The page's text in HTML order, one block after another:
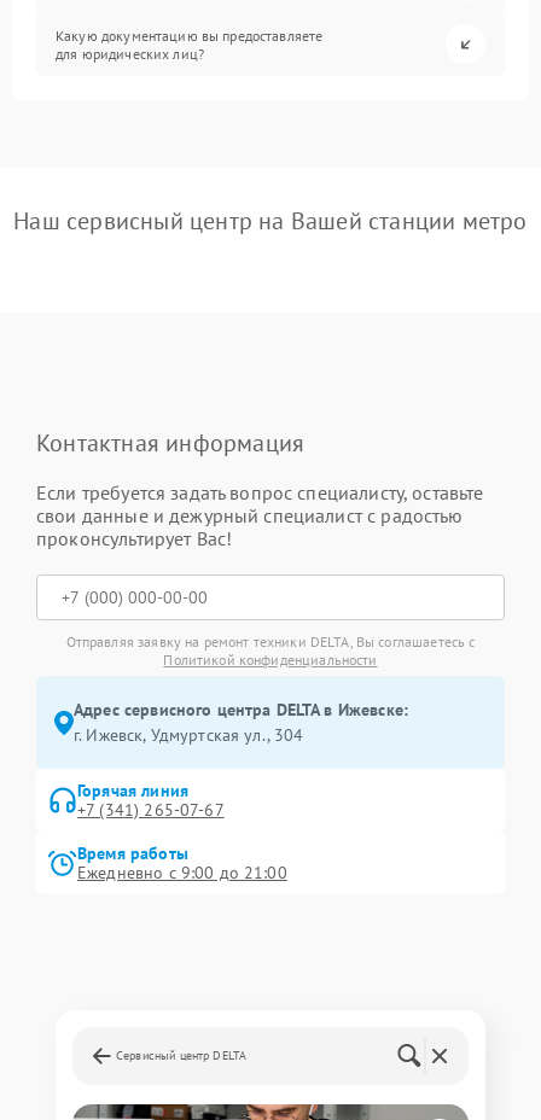
Какую документацию вы предоставляете
для юридических лиц?
Наш сервисный центр на Вашей станции метро
Контактная информация
Если требуется задать вопрос специалисту, оставьте
свои данные и дежурный специалист с радостью
проконсультирует Вас!
Отправляя заявку на ремонт техники DELTA, Вы соглашаетесь с
Политикой конфиденциальности
Адрес сервисного центра DELTA в Ижевске:
г. Ижевск, Удмуртская ул., 304
Горячая линия
+7 (341) 265-07-67
Время работы
Ежедневно с 9:00 до 21:00
Сервисный центр DELTA